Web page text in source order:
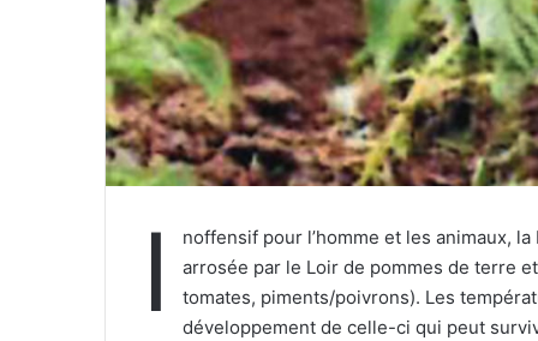
I
noffensif pour l’homme et les animaux,
arrosée par le Loir de pommes de terre
tomates, piments/poivrons). Les
développement de celle-ci qui peut